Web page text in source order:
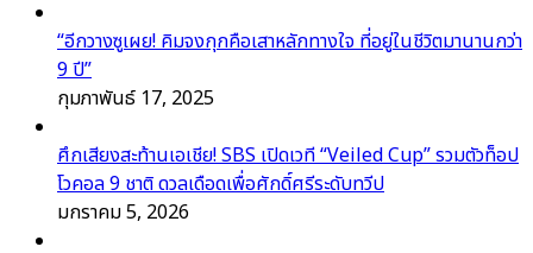
“อีกวางซูเผย! คิมจงกุกคือเสาหลักทางใจ ที่อยู่ในชีวิตมานานกว่า
9 ปี”
กุมภาพันธ์ 17, 2025
ศึกเสียงสะท้านเอเชีย! SBS เปิดเวที “Veiled Cup” รวมตัวท็อป
โวคอล 9 ชาติ ดวลเดือดเพื่อศักดิ์ศรีระดับทวีป
มกราคม 5, 2026